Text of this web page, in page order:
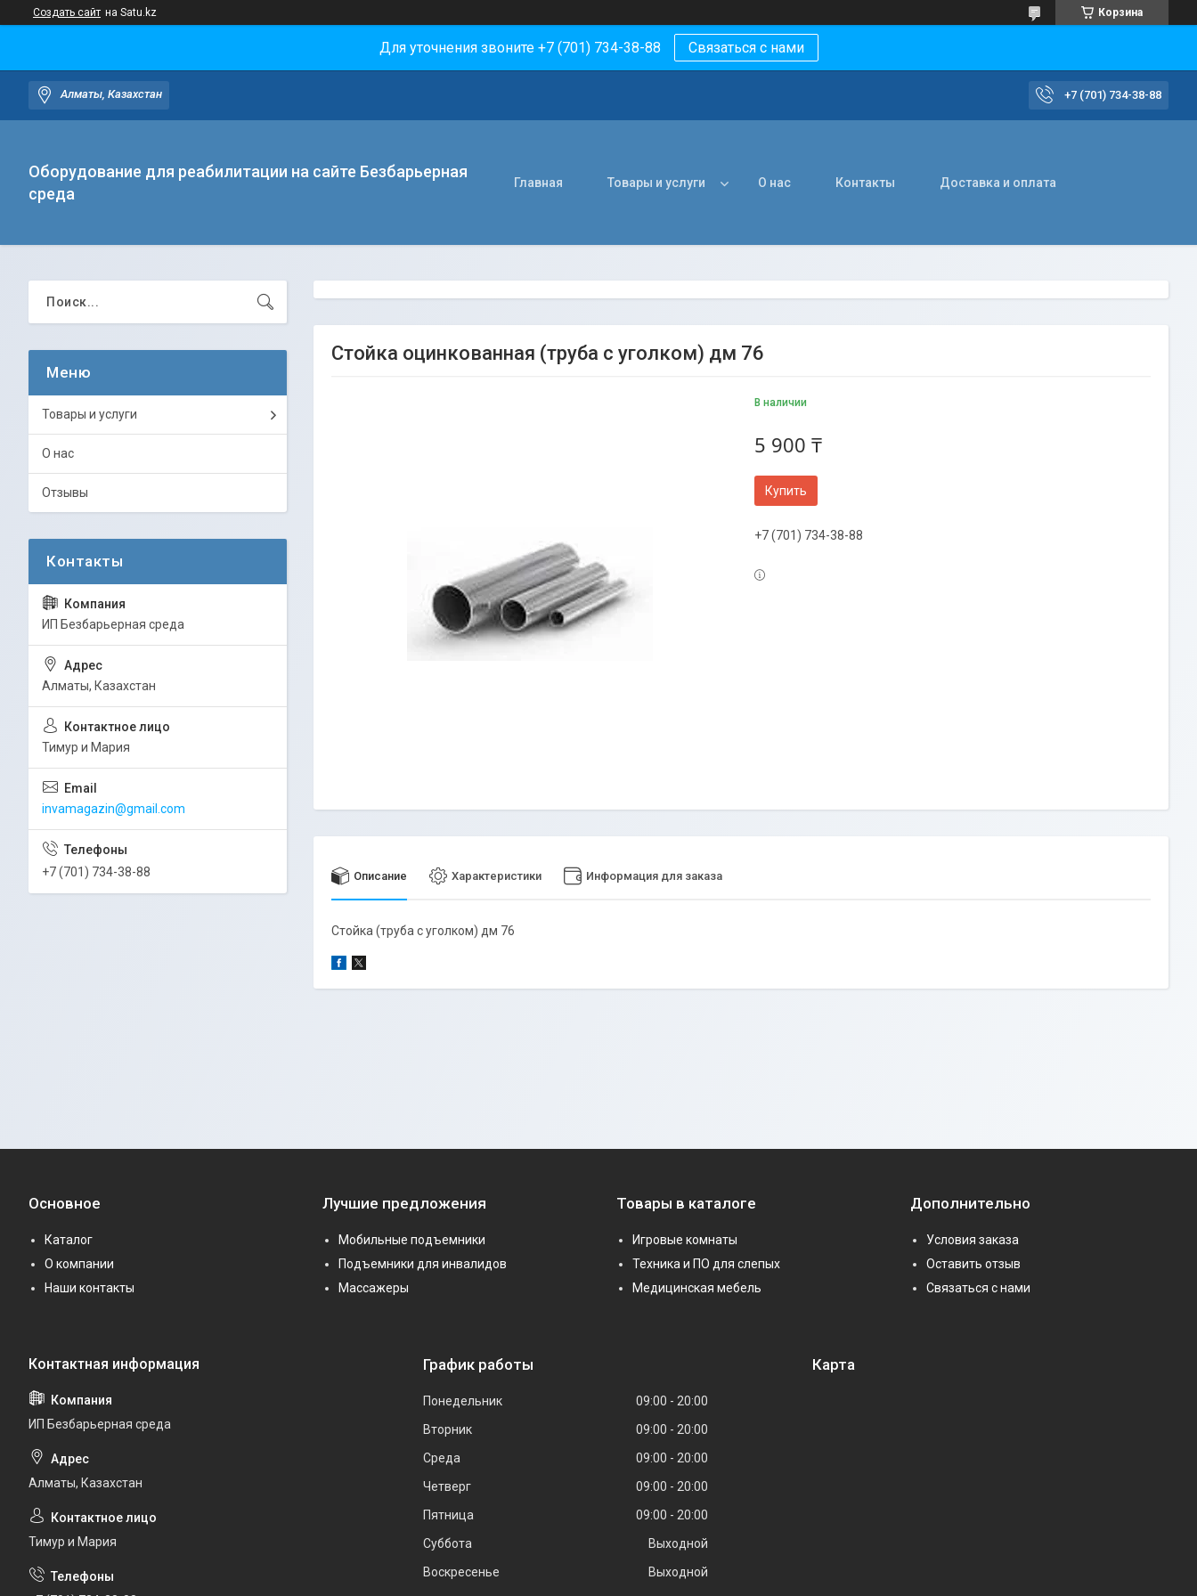
Создать сайт на Satu.kz Корзина
Для уточнения звоните +7 (701) 734-38-88 Связаться с нами
Алматы, Казахстан +7 (701) 734-38-88
Оборудование для реабилитации на сайте Безбарьерная
среда
Главная Товары и услуги О нас Контакты Доставка и оплата
Стойка оцинкованная (труба с уголком) дм 76
В наличии
5 900 ₸
Купить
+7 (701) 734-38-88
Описание Характеристики Информация для заказа
Стойка (труба с уголком) дм 76
Товары и услуги
О нас
Отзывы
ИП Безбарьерная среда
Алматы, Казахстан
Тимур и Мария
invamagazin@gmail.com
+7 (701) 734-38-88
Основное
Каталог
О компании
Наши контакты
Лучшие предложения
Мобильные подъемники
Подъемники для инвалидов
Массажеры
Товары в каталоге
Игровые комнаты
Техника и ПО для слепых
Медицинская мебель
Дополнительно
Условия заказа
Оставить отзыв
Связаться с нами
ИП Безбарьерная среда
Алматы, Казахстан
Тимур и Мария
График работы
Понедельник 09:00
20:00
Вторник
09:00
20:00
Среда
09:00
20:00
Четверг
09:00
20:00
Пятница
09:00
20:00
Суббота
Выходной
Воскресенье
Выходной
Карта